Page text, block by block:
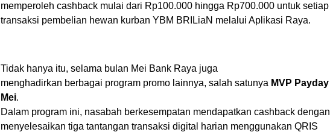
memperoleh cashback mulai dari Rp100.000 hingga Rp700.000 untuk setiap
transaksi pembelian hewan kurban YBM BRILiaN melalui Aplikasi Raya.
Tidak hanya itu, selama bulan Mei Bank Raya juga
menghadirkan berbagai program promo lainnya, salah satunya MVP Payday
Mei.
Dalam program ini, nasabah berkesempatan mendapatkan cashback dengan
menyelesaikan tiga tantangan transaksi digital harian menggunakan QRIS